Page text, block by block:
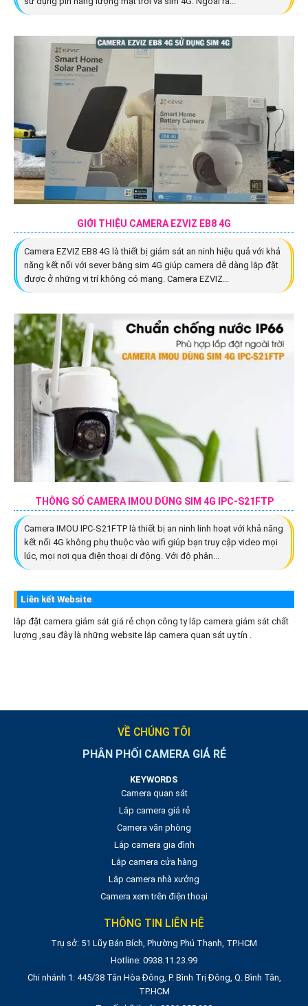
GIỚI THIỆU CAMERA EZVIZ EB8 4G
Camera EZVIZ EB8 4G là thiết bị giám sát an ninh hiệu quả với khả
năng kết nối với sever bằng sim 4G giúp camera dễ dàng lắp đặt
được ở những vị trí không có mạng. Camera EZVIZ...
THÔNG SỐ CAMERA IMOU DÙNG SIM 4G IPC-S21FTP
Camera IMOU IPC-S21FTP là thiết bị an ninh linh hoạt với khả năng
kết nối 4G không phụ thuộc vào wifi giúp bạn truy cập video mọi
lúc, mọi nơi qua điện thoại di động. Với độ phân...
Liên kết Website
lắp đặt camera giám sát giá rẻ chọn công ty lắp camera giám sát chất
lượng ,sau đây là những website lắp camera quan sát uy tín .
VỀ CHÚNG TÔI
PHÂN PHỐI CAMERA GIÁ RẺ
KEYWORDS
Camera quan sát
Lắp camera giá rẻ
Camera văn phòng
Lắp camera gia đình
Lắp camera cửa hàng
Lắp camera nhà xưởng
Camera xem trên điện thoại
THÔNG TIN LIÊN HỆ
Trụ sở: 51 Lũy Bán Bích, Phường Phú Thạnh, TP.HCM
Hotline: 0938.11.23.99
Chi nhánh 1: 445/38 Tân Hòa Đông, P. Bình Trị Đông, Q. Bình Tân,
TP.HCM